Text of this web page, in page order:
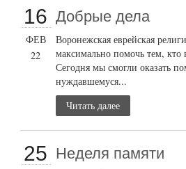
16
ФЕВ
22
Добрые дела
Воронежская еврейская
максимально помочь тем, кто
Сегодня мы смогли оказать
нуждавшемуся...
Читать далее
25 Неделя памяти